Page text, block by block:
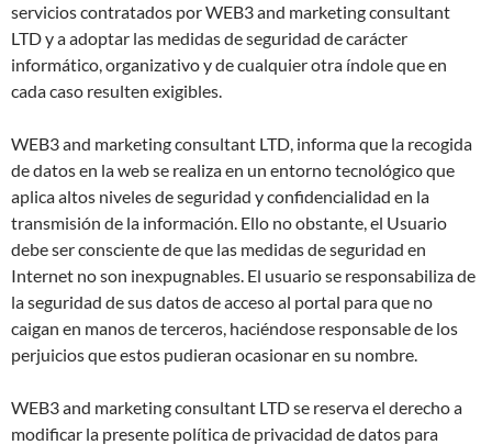
servicios contratados por WEB3 and marketing consultant
LTD y a adoptar las medidas de seguridad de carácter
informático, organizativo y de cualquier otra índole que en
cada caso resulten exigibles.
WEB3 and marketing consultant LTD, informa que la recogida
de datos en la web se realiza en un entorno tecnológico que
aplica altos niveles de seguridad y confidencialidad en la
transmisión de la información. Ello no obstante, el Usuario
debe ser consciente de que las medidas de seguridad en
Internet no son inexpugnables. El usuario se responsabiliza de
la seguridad de sus datos de acceso al portal para que no
caigan en manos de terceros, haciéndose responsable de los
perjuicios que estos pudieran ocasionar en su nombre.
WEB3 and marketing consultant LTD se reserva el derecho a
modificar la presente política de privacidad de datos para